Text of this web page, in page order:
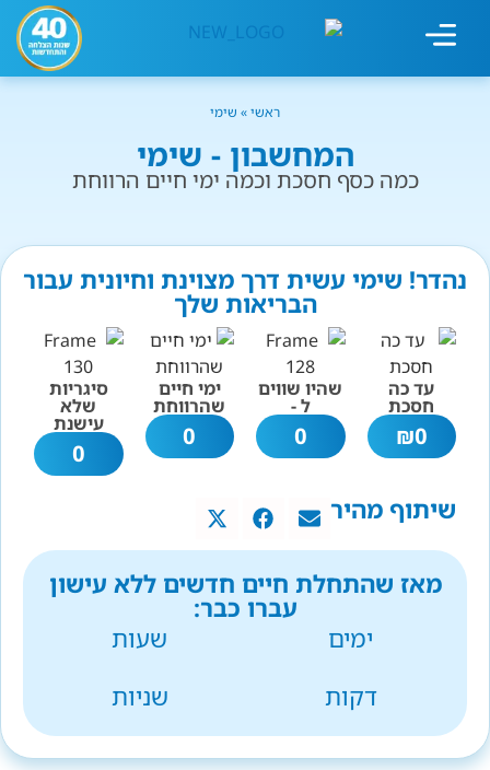
ראשי» שימי
המחשבון - שימי
כמה כסף חסכת וכמה ימי חיים הרווחת
נהדר! שימי עשית דרך מצוינת וחיונית עבור
הבריאות שלך
עד כה
חסכת
0
₪
שהיו שווים
ל -
0
ימי חיים
שהרווחת
0
סיגריות
שלא
עישנת
0
שיתוף מהיר
מאז שהתחלת חיים חדשים ללא עישון
עברו כבר:
ימים
שעות
דקות
שניות